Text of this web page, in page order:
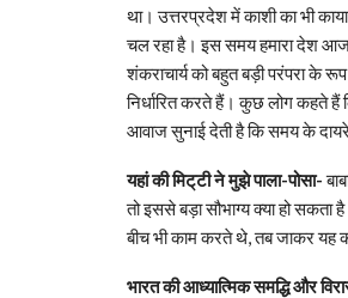
था। उत्तरप्रदेश में काशी का भी
चल रहा है। इस समय हमारा देश
शंकराचार्य को बहुत बड़ी परंपरा के
निर्धारित करते हैं। कुछ लोग कहते हैं
आवाज सुनाई देती है कि समय के
यहां की मिट्‌टी ने मुझे पाला-पोसा-
तो इससे बड़ा सौभाग्य क्या हो सकता
बीच भी काम करते थे, तब जाकर यह
भारत की आध्यात्मिक समद्धि और